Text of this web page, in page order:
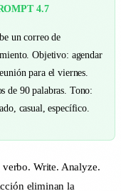
4.7
un correo de
Objetivo: agendar
para el viernes.
de 90 palabras. Tono:
casual, específico.
Write. Analyze.
eliminan la